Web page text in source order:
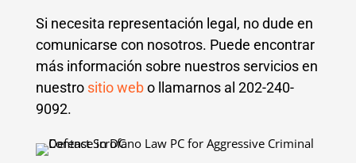
Si necesita representación legal, no dude en
comunicarse con nosotros. Puede encontrar
más información sobre nuestros servicios en
nuestro sitio webo llamarnos al 202-240-
9092.